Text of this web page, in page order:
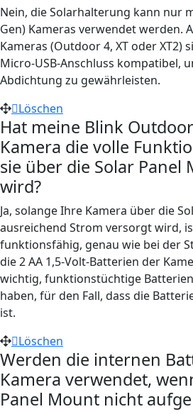
Nein, die Solarhalterung kann nur
Gen) Kameras verwendet werden.
Kameras (Outdoor 4, XT oder XT2)
Micro-USB-Anschluss kompatibel,
Abdichtung zu gewährleisten.
Löschen
Hat meine Blink
Kamera die volle
sie über die Solar Panel
wird?
Ja, solange Ihre Kamera über die
ausreichend Strom versorgt wird,
funktionsfähig, genau wie bei der
die 2 AA 1,5-Volt-Batterien der
wichtig, funktionstüchtige
haben, für den Fall, dass die
ist.
Löschen
Werden die internen
Kamera verwendet,
Panel Mount nicht